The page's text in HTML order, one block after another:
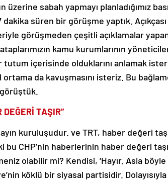
sabah yapmayı planladığımız
süren bir görüşme yaptık.
görüşmeden çeşitli açıklamalar
kamu kurumlarının
tutum içerisinde olduklarını anlamak
ortama da kavuşmasını isteriz. Bu
DEĞERİ TAŞIR”
kuruluşudur. ve TRT, haber değeri
CHP’nin haberlerinin haber değeri
olabilir mi? Kendisi, ‘Hayır. Asla
köklü bir siyasal partisidir.